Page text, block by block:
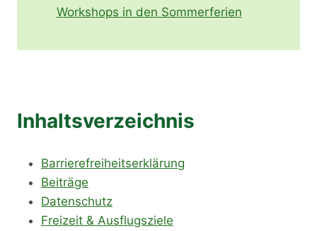
Workshops in den Sommerferien
Inhaltsverzeichnis
Barrierefreiheitserklärung
Beiträge
Datenschutz
Freizeit & Ausflugsziele